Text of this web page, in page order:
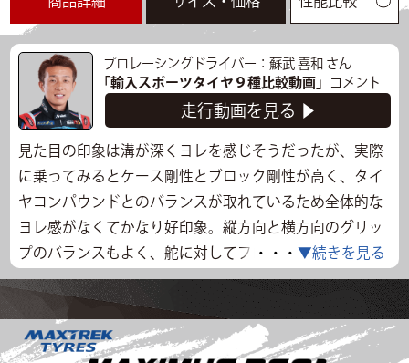
プロレーシングドライバー：蘇武 喜和 さん
「輸入スポーツタイヤ９種比較動画」
コメント
走行動画を見る ▶
見た目の印象は溝が深くヨレを感じそうだったが、実際
に乗ってみるとケース剛性とブロック剛性が高く、タイ
ヤコンパウンドとのバランスが取れているため全体的な
ヨレ感がなくてかなり好印象。縦方向と横方向のグリッ
プのバランスもよく、舵に対してフロントがしっかり向
きを変えてくれるのでコントロールしやすく、滑ってか
らも怖さがないので、グリップもドリフトもどちらでも
使うことができそう。排水性能も高そうなので、一般道
での通常使用を始め、夏場のサーキットで腕を磨くのに
・・・ ▼続きを見る